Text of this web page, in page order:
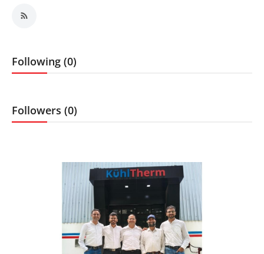
लाइफस्टाइल
तकनीक
Following (0)
Followers (0)